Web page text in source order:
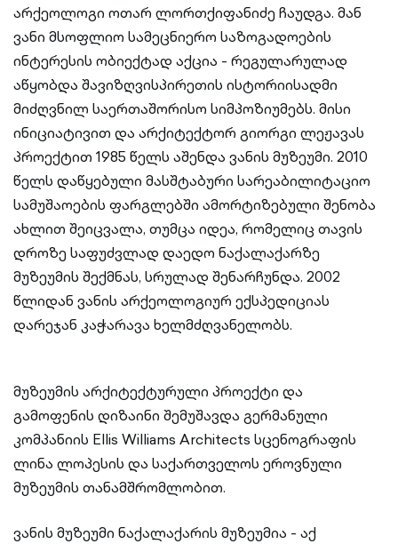
არქეოლოგი ოთარ ლორთქიფანიძე ჩაუდგა. მან
ვანი მსოფლიო სამეცნიერო საზოგადოების
ინტერესის ობიექტად აქცია - რეგულარულად
აწყობდა შავიზღვისპირეთის ისტორიისადმი
მიძღვნილ საერთაშორისო სიმპოზიუმებს. მისი
ინიციატივით და არქიტექტორ გიორგი ლეჟავას
პროექტით 1985 წელს აშენდა ვანის მუზეუმი. 2010
წელს დაწყებული მასშტაბური სარეაბილიტაციო
სამუშაოების ფარგლებში ამორტიზებული შენობა
ახლით შეიცვალა, თუმცა იდეა, რომელიც თავის
დროზე საფუძვლად დაედო ნაქალაქარზე
მუზეუმის შექმნას, სრულად შენარჩუნდა. 2002
წლიდან ვანის არქეოლოგიურ ექსპედიციას
დარეჯან კაჭარავა ხელმძღვანელობს.
მუზეუმის არქიტექტურული პროექტი და
გამოფენის დიზაინი შემუშავდა გერმანული
კომპანიის Ellis Williams Architects სცენოგრაფის
ლინა ლოპესის და საქართველოს ეროვნული
მუზეუმის თანამშრომლობით.
ვანის მუზეუმი ნაქალაქარის მუზეუმია - აქ